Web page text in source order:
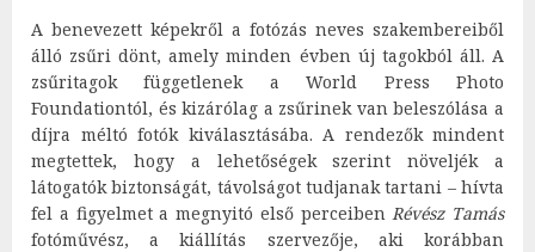
A benevezett képekről a fotózás neves szakembereiből
álló zsűri dönt, amely minden évben új tagokból áll. A
zsűritagok függetlenek a World Press Photo
Foundationtól, és kizárólag a zsűrinek van beleszólása a
díjra méltó fotók kiválasztásába. A rendezők mindent
megtettek, hogy a lehetőségek szerint növeljék a
látogatók biztonságát, távolságot tudjanak tartani – hívta
fel a figyelmet a megnyitó első perceibenRévész Tamás
fotóművész, a kiállítás szervezője, aki korábban